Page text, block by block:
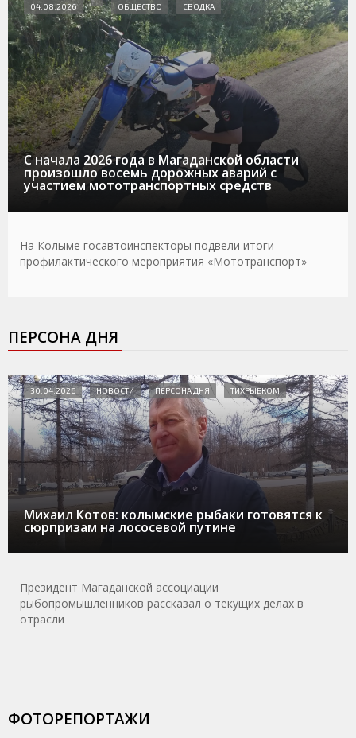
С начала 2026 года в Магаданской области
произошло восемь дорожных аварий с
участием мототранспортных средств
04.08.2026 ОБЩЕСТВО СВОДКА
На Колыме госавтоинспекторы подвели итоги
профилактического мероприятия «Мототранспорт»
ПЕРСОНА ДНЯ
Михаил Котов: колымские рыбаки готовятся к
сюрпризам на лососевой путине
30.04.2026 НОВОСТИ ПЕРСОНА ДНЯ ТИХРЫБКОМ
Президент Магаданской ассоциации
рыбопромышленников рассказал о текущих делах в
отрасли
ФОТОРЕПОРТАЖИ